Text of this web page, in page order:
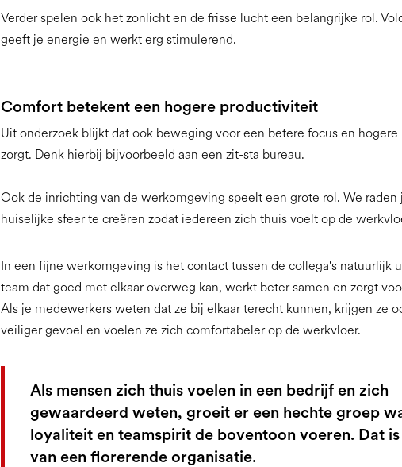
Verder spelen ook het zonlicht en de frisse lucht een belangrijke rol.
geeft je energie en werkt erg stimulerend.
Comfort betekent een hogere productiviteit
Uit onderzoek blijkt dat ook beweging voor een betere focus en
zorgt. Denk hierbij bijvoorbeeld aan een zit-sta bureau.
Ook de inrichting van de werkomgeving speelt een grote rol. We raden
huiselijke sfeer te creëren zodat iedereen zich thuis voelt op de
In een fijne werkomgeving is het contact tussen de collega's natuurlijk
team dat goed met elkaar overweg kan, werkt beter samen en zorgt
Als je medewerkers weten dat ze bij elkaar terecht kunnen, krijgen ze
veiliger gevoel en voelen ze zich comfortabeler op de werkvloer.
Als mensen zich thuis voelen in een bedrijf en zich
gewaardeerd weten, groeit er een hechte groep
loyaliteit en teamspirit de boventoon voeren. Dat
van een florerende organisatie.